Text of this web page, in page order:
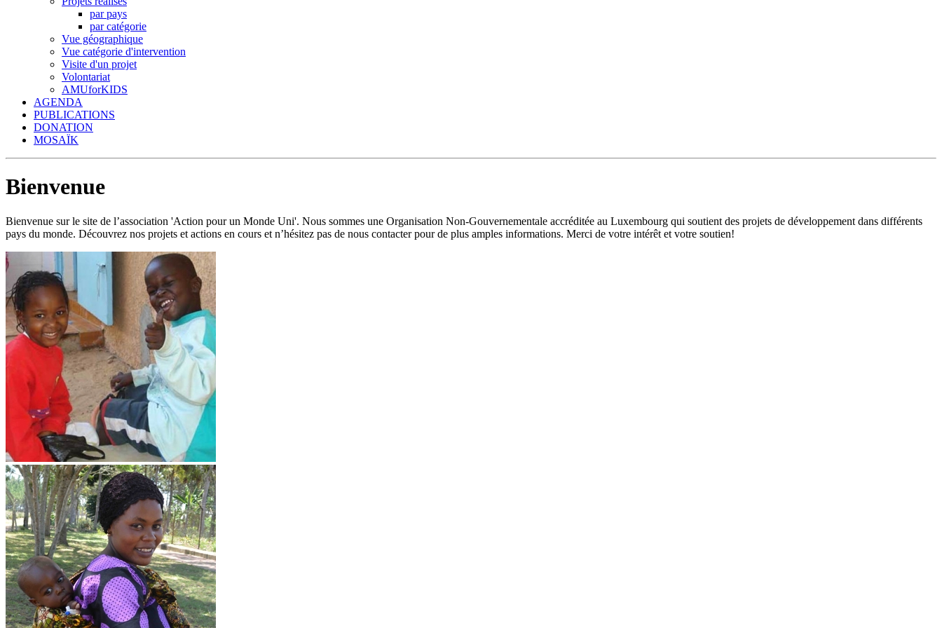
par pays
par catégorie
Vue géographique
Vue catégorie d'intervention
Visite d'un projet
Volontariat
AMUforKIDS
AGENDA
PUBLICATIONS
DONATION
MOSAÏK
Bienvenue
Bienvenue sur le site de l’association 'Action pour un Monde Uni'. Nous sommes une Organisation Non-Gouvernementale accréditée au Luxembourg qui soutient des projets de développement dans différents
pays du monde. Découvrez nos projets et actions en cours et n’hésitez pas de nous contacter pour de plus amples informations. Merci de votre intérêt et votre soutien!